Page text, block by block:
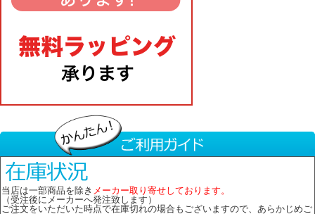
当店は一部商品を除き メーカー取り寄せしております。
（受注後にメーカーへ発注致します）
ご注文をいただいた時点で在庫切れの場合もございますので、あらかじめご